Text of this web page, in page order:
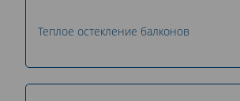
Теплое остекление балконов